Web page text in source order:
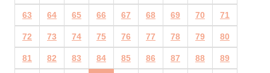
63 64 65 66 67 68 69 70 71
72 73 74 75 76 77 78 79 80
81 82 83 84 85 86 87 88 89